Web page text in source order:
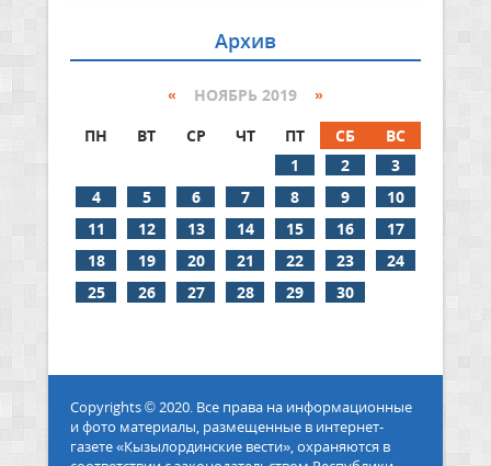
Архив
« НОЯБРЬ 2019 »
ПН
ВТ СР ЧТ ПТ СБ
ВС
1
2
3
4
5 6 7 8 9
10
11
12 13 14 15 16
17
18
19 20 21 22 23
24
25
26 27 28 29 30
Copyrights © 2020. Все права на информационные
и фото материалы, размещенные в интернет-
газете «Кызылординские вести», охраняются в